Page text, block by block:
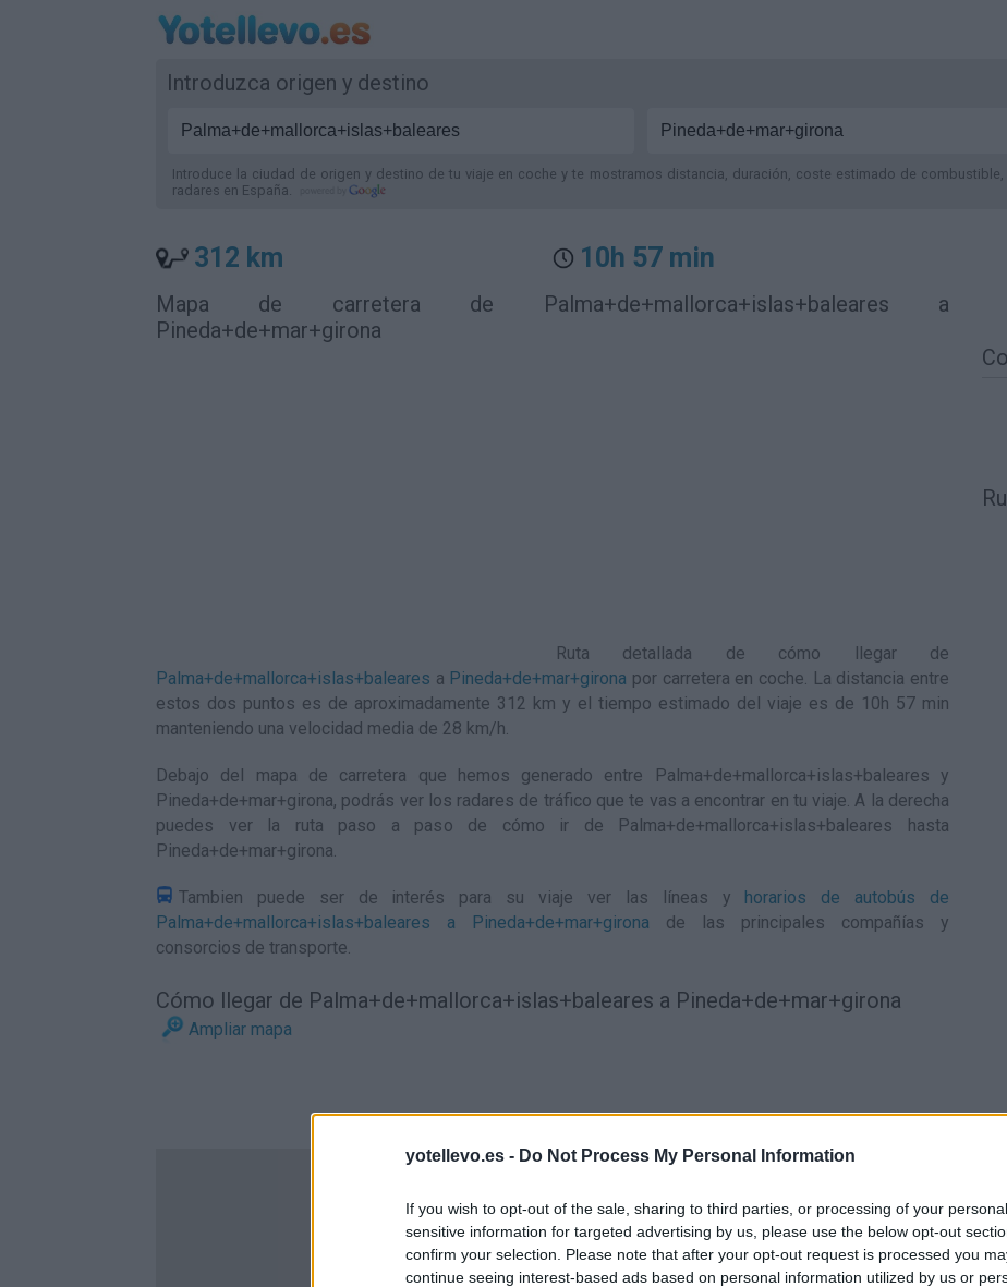
yotellevo.es - Do Not Process My Personal Information
If you wish to opt-out of the sale, sharing to third parties, or processing of your
sensitive information for targeted advertising by us, please use the below opt-out
confirm your selection. Please note that after your opt-out request is processed you
continue seeing interest-based ads based on personal information utilized by us or
Introduzca origen y destino
Introduce la ciudad de origen y destino de tu viaje en coche y te mostramos distancia, duración, coste estimado de
radares en España.
312 km 10h 57 min
Mapa de carretera de Palma+de+mallorca+islas+baleares a
Pineda+de+mar+girona
Ruta detallada de cómo llegar de
Palma+de+mallorca+islas+baleares a Pineda+de+mar+girona por carretera en coche. La distancia entre
estos dos puntos es de aproximadamente 312 km y el tiempo estimado del viaje es de 10h 57 min
manteniendo una velocidad media de 28 km/h.
Debajo del mapa de carretera que hemos generado entre Palma+de+mallorca+islas+baleares y
Pineda+de+mar+girona, podrás ver los radares de tráfico que te vas a encontrar en tu viaje. A la derecha
puedes ver la ruta paso a paso de cómo ir de Palma+de+mallorca+islas+baleares hasta
Pineda+de+mar+girona.
Tambien puede ser de interés para su viaje ver las líneas y horarios de autobús de
Palma+de+mallorca+islas+baleares a Pineda+de+mar+girona de las principales compañías y
consorcios de transporte.
Cómo llegar de Palma+de+mallorca+islas+baleares a Pineda+de+mar+girona
Ampliar mapa